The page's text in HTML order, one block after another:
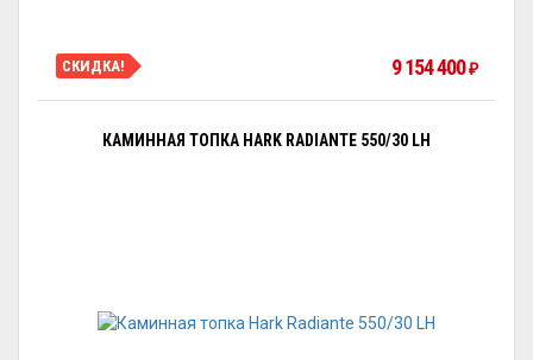
СКИДКА! 9 154 400₽
КАМИННАЯ ТОПКА HARK RADIANTE 550/30 LH